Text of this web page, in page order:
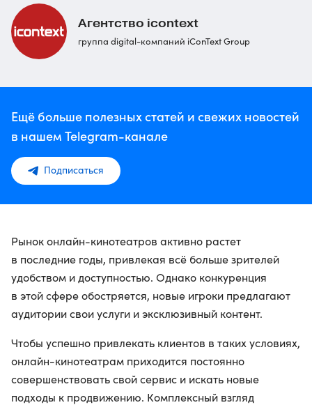
Агентство icontext
группа digital-компаний iConText Group
Ещё больше полезных статей и свежих новостей
в нашем Telegram-канале
Подписаться
Рынок онлайн-кинотеатров активно растет
в последние годы, привлекая всё больше зрителей
удобством и доступностью. Однако конкуренция
в этой сфере обостряется, новые игроки предлагают
аудитории свои услуги и эксклюзивный контент.
Чтобы успешно привлекать клиентов в таких условиях,
онлайн-кинотеатрам приходится постоянно
совершенствовать свой сервис и искать новые
подходы к продвижению. Комплексный взгляд